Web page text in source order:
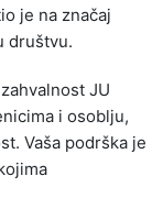
je na značaj
društvu.
JU
i osoblju,
Vaša podrška je